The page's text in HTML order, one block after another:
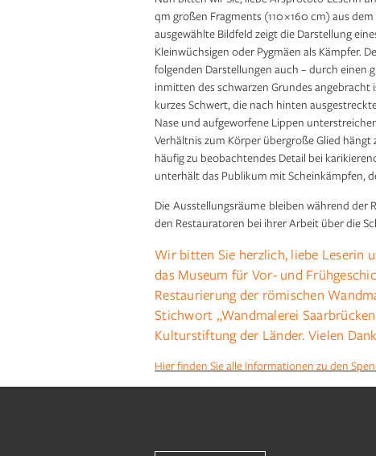
qm großen Fragments (110 × 160 cm) aus
ausgewählte Bildfeld zeigt die Darstellung
Kleinwüchsigen oder Pygmäen als Kämpfer.
folgenden Darstellungen auch – durch einen
inmitten des schwarzen Grundes
kurzes Schwert, die nach hinten
Nase und aufgeworfene Lippen
Verhältnis zum Körper übergroße Glied
häufig zu beobachtendes Detail bei
unterhält das Publikum mit Scheinkämpfen,
Die Ausstellungsräume bleiben während der
den Restauratoren bei ihrer Arbeit über die
Wir bitten Sie herzlich, liebe Leserin
das Museum für Vor- und
Restaurierung der römischen
Stichwort „Wandmalerei
Kulturstiftung der Länder. Vielen
Hier finden Sie alle Informationen zu den